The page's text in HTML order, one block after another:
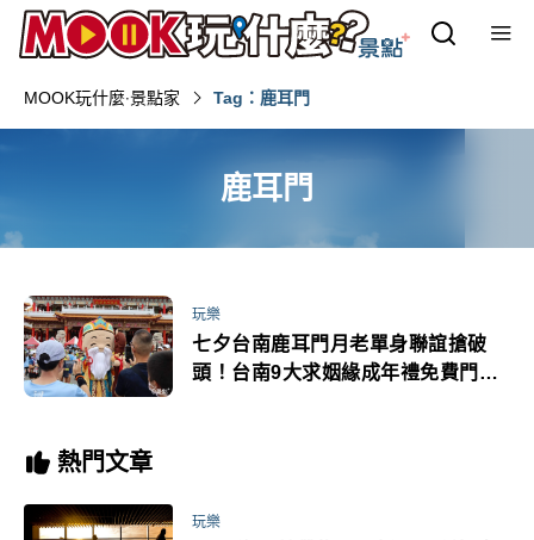
MOOK玩什麼‧景點家 Tag：鹿耳門
鹿耳門
玩樂
七夕台南鹿耳門月老單身聯誼搶破
頭！台南9大求姻緣成年禮免費門票
熱門文章
玩樂